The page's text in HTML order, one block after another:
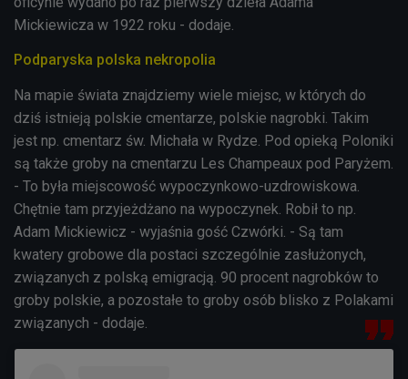
Mickiewicza w 1922 roku - dodaje.
Podparyska polska nekropolia
Na mapie świata znajdziemy wiele miejsc, w których do
dziś istnieją polskie cmentarze, polskie nagrobki. Takim
jest np. cmentarz św. Michała w Rydze. Pod opieką Poloniki
są także groby na cmentarzu Les Champeaux pod Paryżem.
- To była miejscowość wypoczynkowo-uzdrowiskowa.
Chętnie tam przyjeżdżano na wypoczynek. Robił to np.
Adam Mickiewicz - wyjaśnia gość Czwórki. - Są tam
kwatery grobowe dla postaci szczególnie zasłużonych,
związanych z polską emigracją. 90 procent nagrobków to
groby polskie, a pozostałe to groby osób blisko z Polakami
związanych - dodaje.